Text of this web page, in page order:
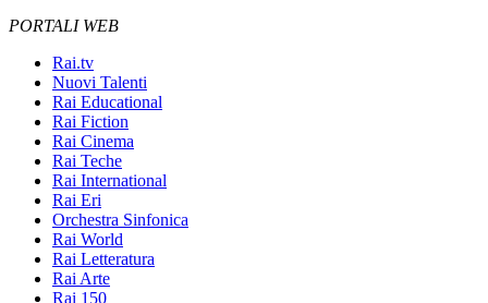
PORTALI WEB
Rai.tv
Nuovi Talenti
Rai Educational
Rai Fiction
Rai Cinema
Rai Teche
Rai International
Rai Eri
Orchestra Sinfonica
Rai World
Rai Letteratura
Rai Arte
Rai 150